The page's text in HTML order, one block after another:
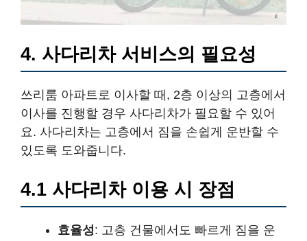
4. 사다리차 서비스의 필요성
쓰리룸 아파트로 이사할 때, 2층 이상의 고층에서
이사를 진행할 경우 사다리차가 필요할 수 있어
요. 사다리차는 고층에서 짐을 손쉽게 운반할 수
있도록 도와줍니다.
4.1 사다리차 이용 시 장점
효율성: 고층 건물에서도 빠르게 짐을 운